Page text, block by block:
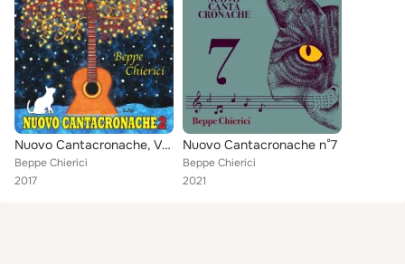
Nuovo Cantacronache, Vol. 2
Beppe Chierici
2017
Nuovo Cantacronache n°7
Beppe Chierici
2021